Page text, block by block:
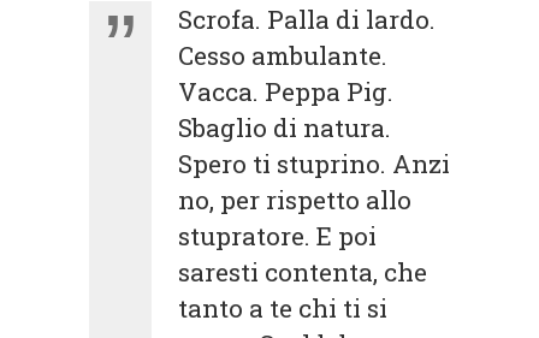
Scrofa. Palla di lardo.
Cesso ambulante.
Vacca. Peppa Pig.
Sbaglio di natura.
Spero ti stuprino. Anzi
no, per rispetto allo
stupratore. E poi
saresti contenta, che
tanto a te chi ti si